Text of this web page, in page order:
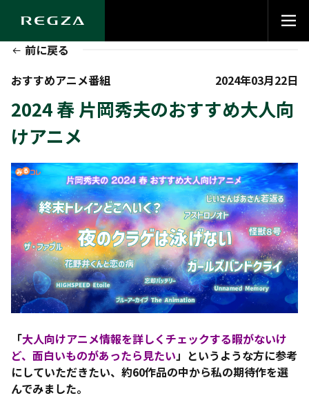
前に戻る
おすすめアニメ番組
2024年03月22日
2024 春 片岡秀夫のおすすめ大人向
けアニメ
「大人向けアニメ情報を詳しくチェックする暇がないけ
ど、面白いものがあったら見たい」というような方に参考
にしていただきたい、約60作品の中から私の期待作を選
んでみました。